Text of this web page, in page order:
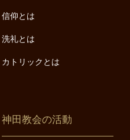
信仰とは
洗礼とは
カトリックとは
神田教会の活動